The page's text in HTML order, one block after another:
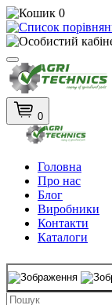
0
0
Головна
Про нас
Блог
Виробники
Контакти
Каталоги